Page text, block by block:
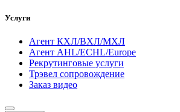
Услуги
Агент КХЛ/ВХЛ/МХЛ
Агент AHL/ECHL/Europe
Рекрутинговые услуги
Трэвел сопровождение
Заказ видео